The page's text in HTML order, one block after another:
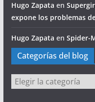
Hugo Zapata en
expone los problemas
Hugo Zapata en Spider-
Categorías del blog
Categorías
del